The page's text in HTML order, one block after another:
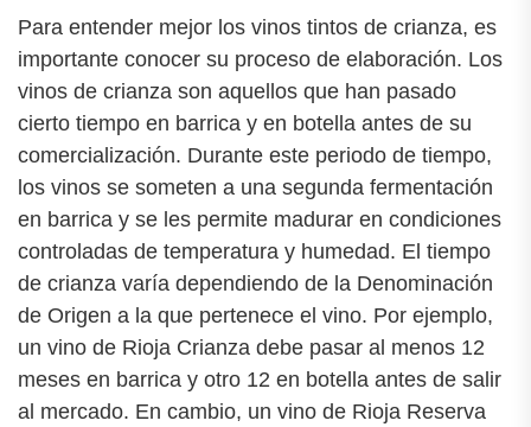
Para entender mejor los vinos tintos de crianza, es
importante conocer su proceso de elaboración. Los
vinos de crianza son aquellos que han pasado
cierto tiempo en barrica y en botella antes de su
comercialización. Durante este periodo de tiempo,
los vinos se someten a una segunda fermentación
en barrica y se les permite madurar en condiciones
controladas de temperatura y humedad. El tiempo
de crianza varía dependiendo de la Denominación
de Origen a la que pertenece el vino. Por ejemplo,
un vino de Rioja Crianza debe pasar al menos 12
meses en barrica y otro 12 en botella antes de salir
al mercado. En cambio, un vino de Rioja Reserva